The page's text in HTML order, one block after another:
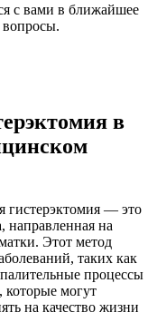
с вами в ближайшее
в
гистерэктомия — это
направленная на
Этот метод
таких как
процессы
которые могут
на качество жизни